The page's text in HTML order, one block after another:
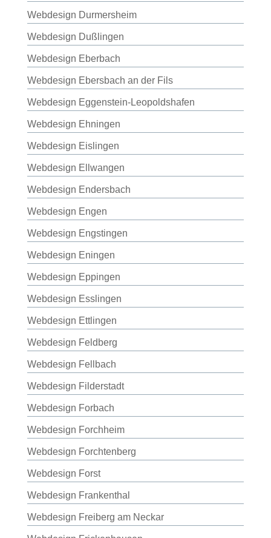
Webdesign Durmersheim
Webdesign Dußlingen
Webdesign Eberbach
Webdesign Ebersbach an der Fils
Webdesign Eggenstein-Leopoldshafen
Webdesign Ehningen
Webdesign Eislingen
Webdesign Ellwangen
Webdesign Endersbach
Webdesign Engen
Webdesign Engstingen
Webdesign Eningen
Webdesign Eppingen
Webdesign Esslingen
Webdesign Ettlingen
Webdesign Feldberg
Webdesign Fellbach
Webdesign Filderstadt
Webdesign Forbach
Webdesign Forchheim
Webdesign Forchtenberg
Webdesign Forst
Webdesign Frankenthal
Webdesign Freiberg am Neckar